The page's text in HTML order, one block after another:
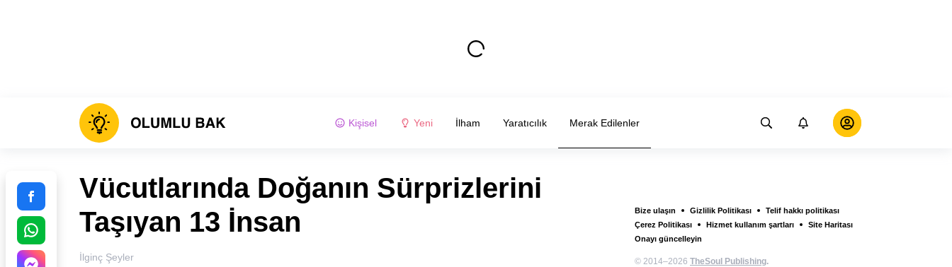
Kişisel Yeni İlham Yaratıcılık Merak Edilenler
Bize ulaşın Gizlilik Politikası
Telif hakkı politikası
Çerez Politikası
Hizmet kullanım şartları
Site Haritası
Onayı güncelleyin
© 2014–2026 TheSoul Publishing.
Vücutlarında Doğanın Sürprizlerini
Taşıyan 13 İnsan
İlginç Şeyler